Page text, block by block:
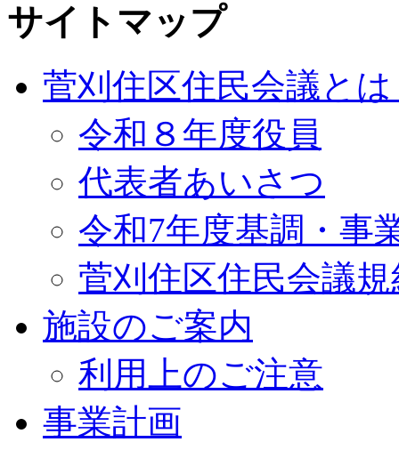
サイトマップ
菅刈住区住民会議と
令和８年度役員
代表者あいさつ
令和7年度基調・事
菅刈住区住民会議規
施設のご案内
利用上のご注意
事業計画